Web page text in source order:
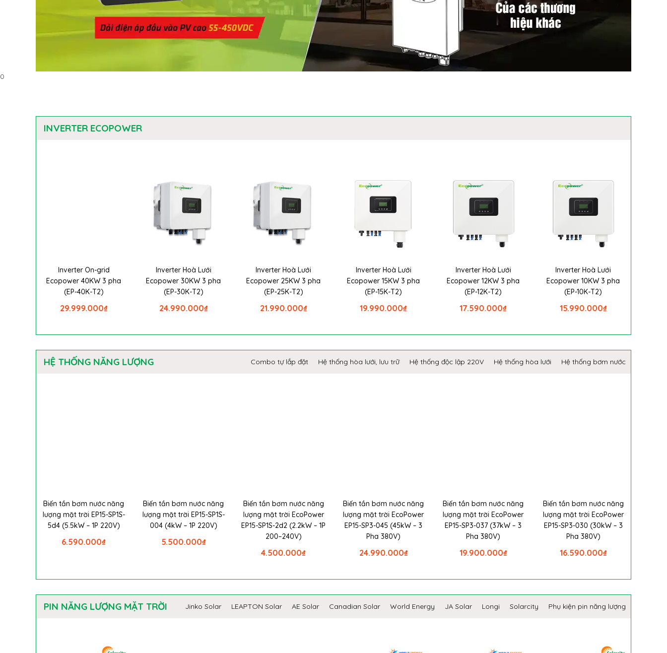
0
INVERTER ECOPOWER
Inverter On-grid
Ecopower 40KW 3 pha
(EP-40K-T2)
₫
29.999.000
Inverter Hoà Lưới
Ecopower 30KW 3 pha
(EP-30K-T2)
₫
24.990.000
Inverter Hoà Lưới
Ecopower 25KW 3 pha
(EP-25K-T2)
₫
21.990.000
Inverter Hoà Lưới
Ecopower 15KW 3 pha
(EP-15K-T2)
₫
19.990.000
Inverter Hoà Lưới
Ecopower 12KW 3 pha
(EP-12K-T2)
₫
17.590.000
Inverter Hoà Lưới
Ecopower 10KW 3 pha
(EP-10K-T2)
₫
15.990.000
HỆ THỐNG NĂNG LƯỢNG Combo tự lắp đặt Hệ thống hòa lưới, lưu trữ Hệ thống độc lập 220V Hệ thống hòa lưới Hệ thống bơm nước
Biến tần bơm nước năng
lượng mặt trời EP15-SP1S-
5d4 (5.5kW – 1P 220V)
₫
6.590.000
Biến tần bơm nước năng
lượng mặt trời EP15-SP1S-
004 (4kW – 1P 220V)
₫
5.500.000
Biến tần bơm nước năng
lượng mặt trời EcoPower
EP15-SP1S-2d2 (2.2kW – 1P
200–240V)
₫
4.500.000
Biến tần bơm nước năng
lượng mặt trời EcoPower
EP15-SP3-045 (45kW – 3
Pha 380V)
₫
24.990.000
Biến tần bơm nước năng
lượng mặt trời EcoPower
EP15-SP3-037 (37kW – 3
Pha 380V)
₫
19.900.000
Biến tần bơm nước năng
lượng mặt trời EcoPower
EP15-SP3-030 (30kW – 3
Pha 380V)
₫
16.590.000
PIN NĂNG LƯỢNG MẶT TRỜI Jinko Solar LEAPTON Solar AE Solar Canadian Solar World Energy JA Solar Longi Solarcity Phụ kiện pin năng lượng